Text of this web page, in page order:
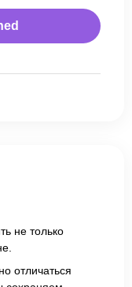
не только
отличаться